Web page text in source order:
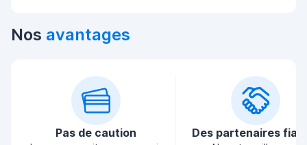
Nos avantages
Pas de caution Des partenaires